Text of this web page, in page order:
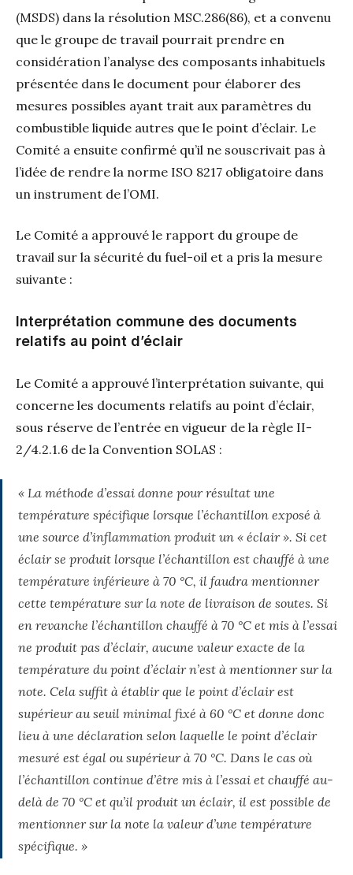
(MSDS) dans la résolution MSC.286(86), et a convenu
que le groupe de travail pourrait prendre en
considération l’analyse des composants inhabituels
présentée dans le document pour élaborer des
mesures possibles ayant trait aux paramètres du
combustible liquide autres que le point d’éclair. Le
Comité a ensuite confirmé qu’il ne souscrivait pas à
l’idée de rendre la norme ISO 8217 obligatoire dans
un instrument de l’OMI.
Le Comité a approuvé le rapport du groupe de
travail sur la sécurité du fuel-oil et a pris la mesure
suivante :
Interprétation commune des documents
relatifs au point d’éclair
Le Comité a approuvé l’interprétation suivante, qui
concerne les documents relatifs au point d’éclair,
sous réserve de l’entrée en vigueur de la règle II-
2/4.2.1.6 de la Convention SOLAS :
« La méthode d’essai donne pour résultat une
température spécifique lorsque l’échantillon exposé à
une source d’inflammation produit un « éclair ». Si cet
éclair se produit lorsque l’échantillon est chauffé à une
température inférieure à 70 °C, il faudra mentionner
cette température sur la note de livraison de soutes. Si
en revanche l’échantillon chauffé à 70 °C et mis à l’essai
ne produit pas d’éclair, aucune valeur exacte de la
température du point d’éclair n’est à mentionner sur la
note. Cela suffit à établir que le point d’éclair est
supérieur au seuil minimal fixé à 60 °C et donne donc
lieu à une déclaration selon laquelle le point d’éclair
mesuré est égal ou supérieur à 70 °C. Dans le cas où
l’échantillon continue d’être mis à l’essai et chauffé au-
delà de 70 °C et qu’il produit un éclair, il est possible de
mentionner sur la note la valeur d’une température
spécifique. »